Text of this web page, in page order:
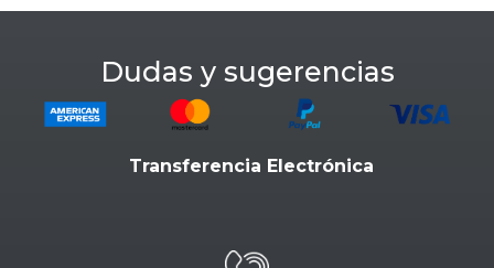
Dudas y sugerencias
Transferencia Electrónica